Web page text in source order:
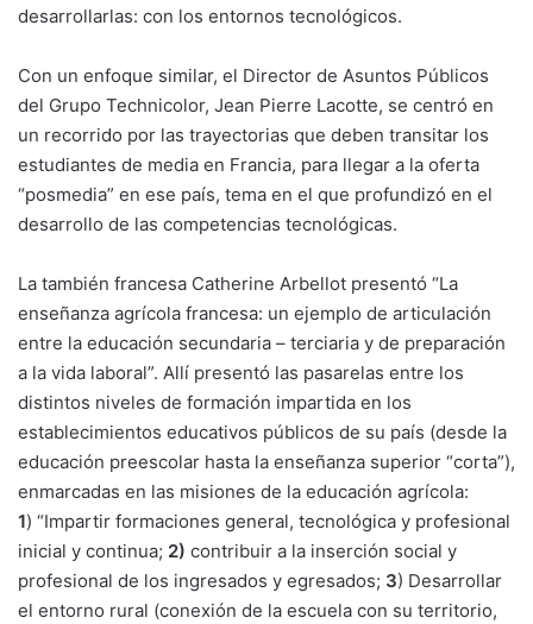
desarrollarlas: con los entornos tecnológicos.
Con un enfoque similar, el Director de Asuntos Públicos
del Grupo Technicolor, Jean Pierre Lacotte, se centró en
un recorrido por las trayectorias que deben transitar los
estudiantes de media en Francia, para llegar a la oferta
“posmedia” en ese país, tema en el que profundizó en el
desarrollo de las competencias tecnológicas.
La también francesa Catherine Arbellot presentó “La
enseñanza agrícola francesa: un ejemplo de articulación
entre la educación secundaria – terciaria y de preparación
a la vida laboral”. Allí presentó las pasarelas entre los
distintos niveles de formación impartida en los
establecimientos educativos públicos de su país (desde la
educación preescolar hasta la enseñanza superior “corta”),
enmarcadas en las misiones de la educación agrícola:
1) “Impartir formaciones general, tecnológica y profesional
inicial y continua; 2) contribuir a la inserción social y
profesional de los ingresados y egresados; 3) Desarrollar
el entorno rural (conexión de la escuela con su territorio,